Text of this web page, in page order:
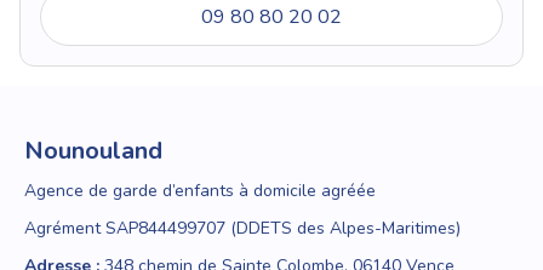
09 80 80 20 02
Nounouland
Agence de garde d’enfants à domicile agréée
Agrément SAP844499707 (DDETS des Alpes-Maritimes)